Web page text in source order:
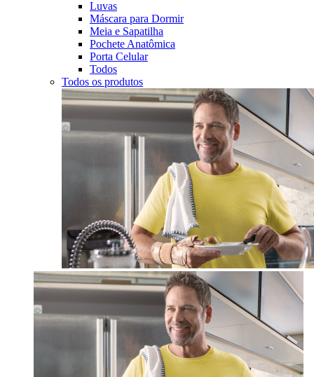
Luvas
Máscara para Dormir
Meia e Sapatilha
Pochete Anatômica
Porta Celular
Todos
Todos os produtos